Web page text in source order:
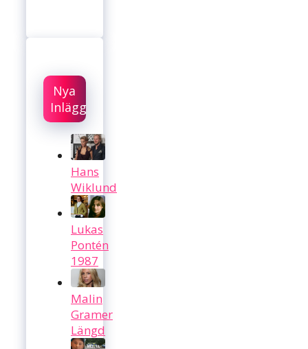
Nya
Inlägg
Hans
Wiklund
Lukas
Pontén
1987
Malin
Gramer
Längd